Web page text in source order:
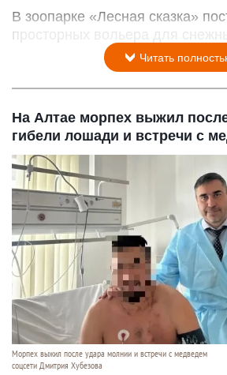
В зоопарке «Лесная сказка»
просторных вольера для
Читать
На Алтае морпех выжил
гибели лошади и встречи с
Морпех выжил после удара молнии и встречи с медведем
соцсети Дмитрия Хубезова